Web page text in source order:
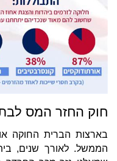
חוק החזר המס
בארצות הברית החוקה
הממשל. לאורך שנים,